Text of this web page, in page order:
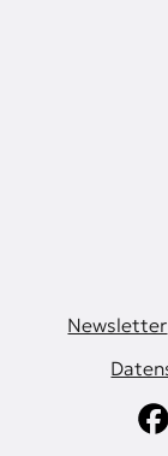
Newsletter